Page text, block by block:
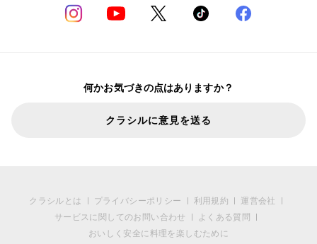
何かお気づきの点はありますか？
クラシルに意見を送る
クラシルとは プライバシーポリシー 利用規約
運営会社
サービスに関してのお問い合わせ
よくある質問
おいしく安全に料理を楽しむために